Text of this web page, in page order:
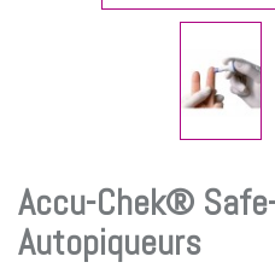
Accu-Chek®
Autopiqueurs